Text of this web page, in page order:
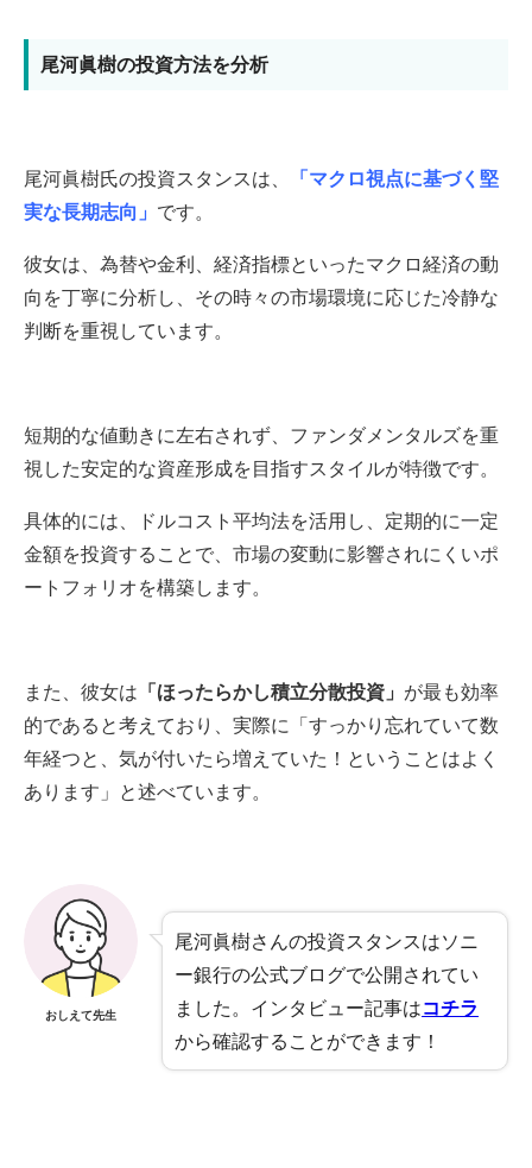
尾河眞樹の投資方法を分析
尾河眞樹氏の投資スタンスは、
「マクロ視点に基づく堅
実な長期志向」 です。
​彼女は、為替や金利、経済指標といったマクロ経済の動
向を丁寧に分析し、その時々の市場環境に応じた冷静な
判断を重視しています。​
短期的な値動きに左右されず、ファンダメンタルズを重
視した安定的な資産形成を目指すスタイルが特徴です。
​具体的には、ドルコスト平均法を活用し、定期的に一定
金額を投資することで、市場の変動に影響されにくいポ
ートフォリオを構築します。
また、​彼女は 「ほったらかし積立分散投資」 が最も効率
的であると考えており、実際に「すっかり忘れていて数
年経つと、気が付いたら増えていた！ということはよく
あります」と述べています。
おしえて先生
尾河眞樹さんの投資スタンスはソニ
ー銀行の公式ブログで公開されてい
ました。インタビュー記事はコチラ
から確認することができます！